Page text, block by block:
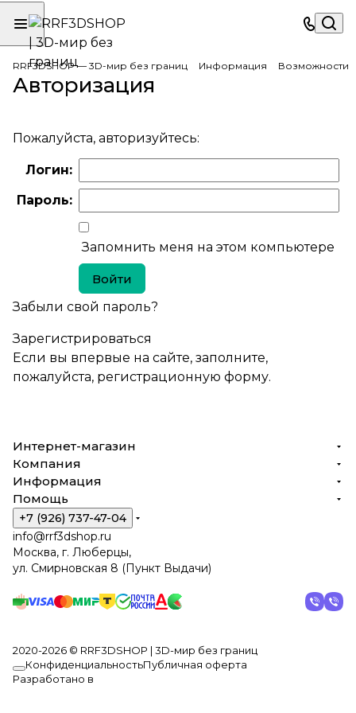
RRF3DSHOP — 3D-мир без границ Информация Возможности
Авторизация
Пожалуйста, авторизуйтесь:
Логин:
Пароль:
Запомнить меня на этом компьютере
Забыли свой пароль?
Зарегистрироваться
Если вы впервые на сайте, заполните,
пожалуйста, регистрационную форму.
Интернет-магазин
Компания
Информация
Помощь
+7 (926) 737-47-04
info@rrf3dshop.ru
Москва, г. Люберцы,
ул. Смирновская 8 (Пункт Выдачи)
2020-2026 © RRF3DSHOP | 3D-мир без границ
КонфиденциальностьПубличная оферта
Разработано в